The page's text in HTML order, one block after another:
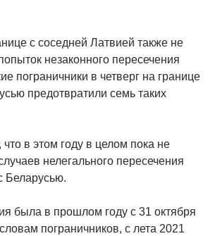
с соседней Латвией также не
незаконного пересечения
пограничники в четверг на границе
предотвратили семь таких
в этом году в целом пока не
нелегального пересечения
Беларусью.
была в прошлом году с 31 октября
пограничников, с лета 2021